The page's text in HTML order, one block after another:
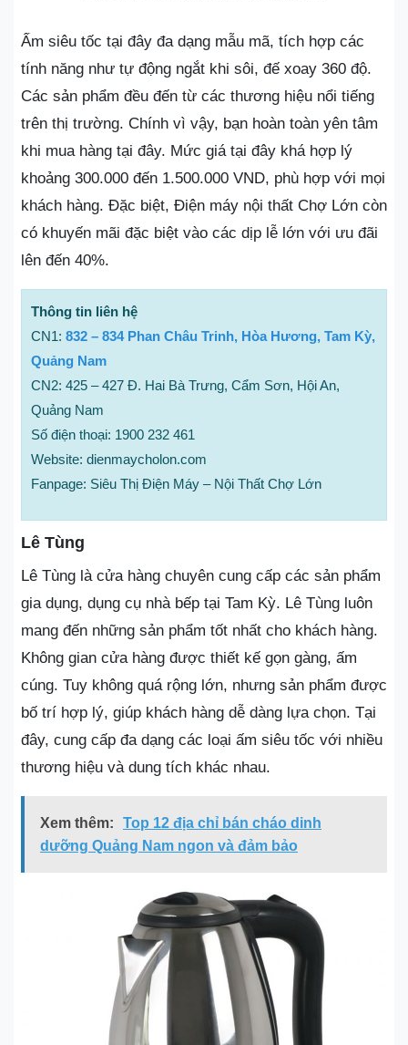
Ấm siêu tốc tại đây đa dạng mẫu mã, tích hợp các
tính năng như tự động ngắt khi sôi, đế xoay 360 độ.
Các sản phẩm đều đến từ các thương hiệu nổi tiếng
trên thị trường. Chính vì vậy, bạn hoàn toàn yên tâm
khi mua hàng tại đây. Mức giá tại đây khá hợp lý
khoảng 300.000 đến 1.500.000 VND, phù hợp với mọi
khách hàng. Đặc biệt, Điện máy nội thất Chợ Lớn còn
có khuyến mãi đặc biệt vào các dịp lễ lớn với ưu đãi
lên đến 40%.
Thông tin liên hệ
CN1: 832 – 834 Phan Châu Trinh, Hòa Hương, Tam Kỳ,
Quảng Nam
CN2: 425 – 427 Đ. Hai Bà Trưng, Cẩm Sơn, Hội An,
Quảng Nam
Số điện thoại: 1900 232 461
Website: dienmaycholon.com
Fanpage: Siêu Thị Điện Máy – Nội Thất Chợ Lớn
Lê Tùng
Lê Tùng là cửa hàng chuyên cung cấp các sản phẩm
gia dụng, dụng cụ nhà bếp tại Tam Kỳ. Lê Tùng luôn
mang đến những sản phẩm tốt nhất cho khách hàng.
Không gian cửa hàng được thiết kế gọn gàng, ấm
cúng. Tuy không quá rộng lớn, nhưng sản phẩm được
bố trí hợp lý, giúp khách hàng dễ dàng lựa chọn. Tại
đây, cung cấp đa dạng các loại ấm siêu tốc với nhiều
thương hiệu và dung tích khác nhau.
Xem thêm:
Top 12 địa chỉ bán cháo dinh
dưỡng Quảng Nam ngon và đảm bảo